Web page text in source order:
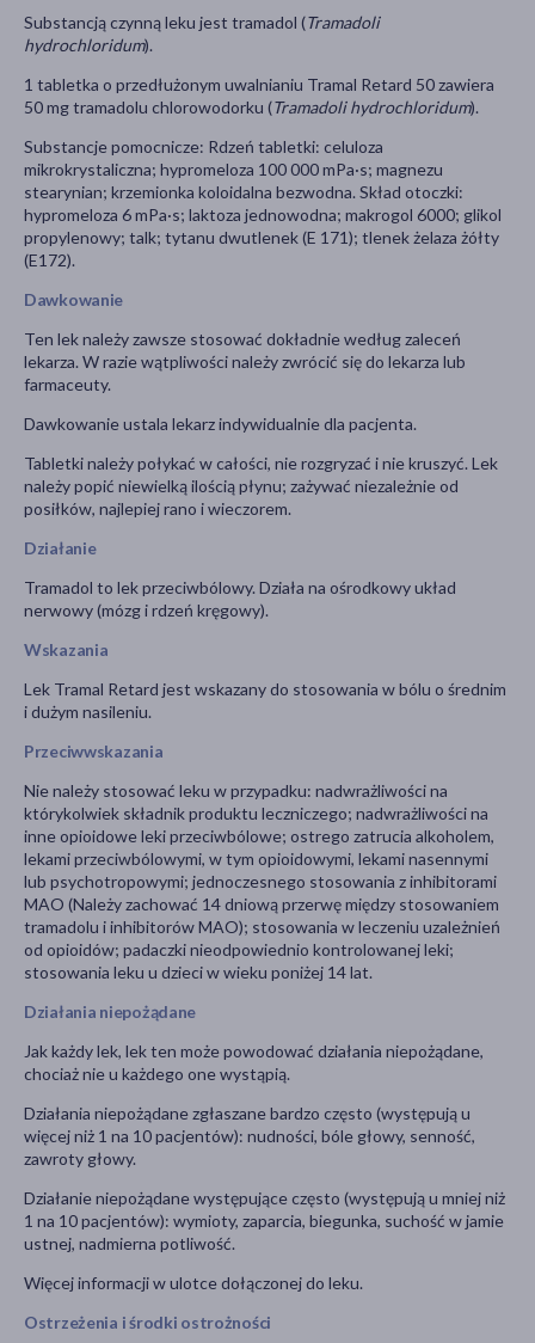
Substancją czynną leku jest tramadol (Tramadoli
hydrochloridum).
1 tabletka o przedłużonym uwalnianiu Tramal Retard 50 zawiera
50 mg tramadolu chlorowodorku (Tramadoli hydrochloridum).
Substancje pomocnicze: Rdzeń tabletki: celuloza
mikrokrystaliczna; hypromeloza 100 000 mPa·s; magnezu
stearynian; krzemionka koloidalna bezwodna. Skład otoczki:
hypromeloza 6 mPa·s; laktoza jednowodna; makrogol 6000; glikol
propylenowy; talk; tytanu dwutlenek (E 171); tlenek żelaza żółty
(E172).
Dawkowanie
Ten lek należy zawsze stosować dokładnie według zaleceń
lekarza. W razie wątpliwości należy zwrócić się do lekarza lub
farmaceuty.
Dawkowanie ustala lekarz indywidualnie dla pacjenta.
Tabletki należy połykać w całości, nie rozgryzać i nie kruszyć. Lek
należy popić niewielką ilością płynu; zażywać niezależnie od
posiłków, najlepiej rano i wieczorem.
Działanie
Tramadol to lek przeciwbólowy. Działa na ośrodkowy układ
nerwowy (mózg i rdzeń kręgowy).
Wskazania
Lek Tramal Retard jest wskazany do stosowania w bólu o średnim
i dużym nasileniu.
Przeciwwskazania
Nie należy stosować leku w przypadku: nadwrażliwości na
którykolwiek składnik produktu leczniczego; nadwrażliwości na
inne opioidowe leki przeciwbólowe; ostrego zatrucia alkoholem,
lekami przeciwbólowymi, w tym opioidowymi, lekami nasennymi
lub psychotropowymi; jednoczesnego stosowania z inhibitorami
MAO (Należy zachować 14 dniową przerwę między stosowaniem
tramadolu i inhibitorów MAO); stosowania w leczeniu uzależnień
od opioidów; padaczki nieodpowiednio kontrolowanej leki;
stosowania leku u dzieci w wieku poniżej 14 lat.
Działania niepożądane
Jak każdy lek, lek ten może powodować działania niepożądane,
chociaż nie u każdego one wystąpią.
Działania niepożądane zgłaszane bardzo często (występują u
więcej niż 1 na 10 pacjentów): nudności, bóle głowy, senność,
zawroty głowy.
Działanie niepożądane występujące często (występują u mniej niż
1 na 10 pacjentów): wymioty, zaparcia, biegunka, suchość w jamie
ustnej, nadmierna potliwość.
Więcej informacji w ulotce dołączonej do leku.
Ostrzeżenia i środki ostrożności